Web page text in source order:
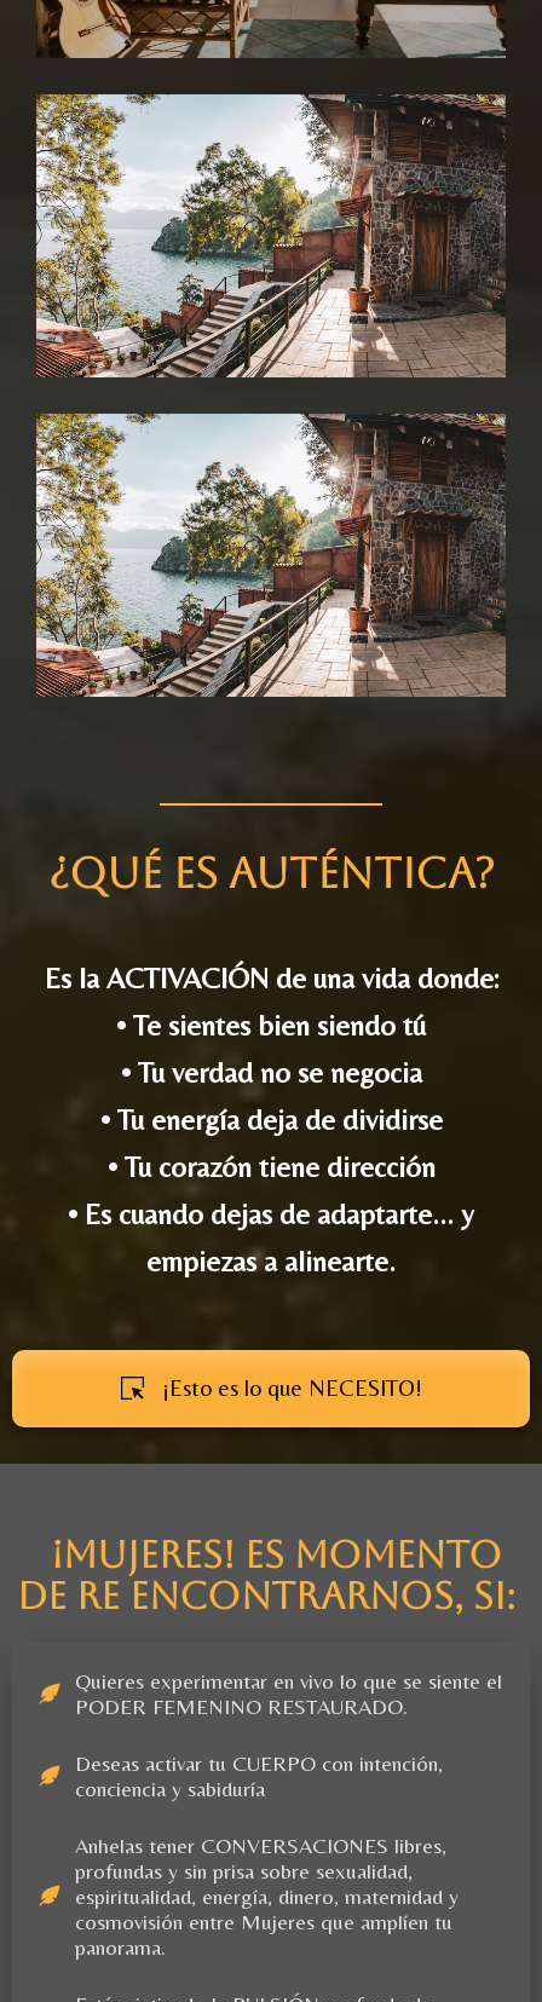
¿Qué es Auténtica?
Es la ACTIVACIÓN de una vida donde:
• Te sientes bien siendo tú
• Tu verdad no se negocia
• Tu energía deja de dividirse
• Tu corazón tiene dirección
• Es cuando dejas de adaptarte... y
empiezas a alinearte.
¡Esto es lo que NECESITO!
¡MUJERES! es momento
de re encontrarnos, si:
Quieres experimentar en vivo lo que se siente el
PODER FEMENINO RESTAURADO.
Deseas activar tu CUERPO con intención,
conciencia y sabiduría
Anhelas tener CONVERSACIONES libres,
profundas y sin prisa sobre sexualidad,
espiritualidad, energía, dinero, maternidad y
cosmovisión entre Mujeres que amplíen tu
panorama.